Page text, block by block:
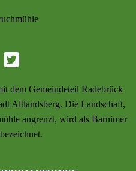
dem Gemeindeteil Radebrück
Altlandsberg. Die Landschaft,
angrenzt, wird als Barnimer